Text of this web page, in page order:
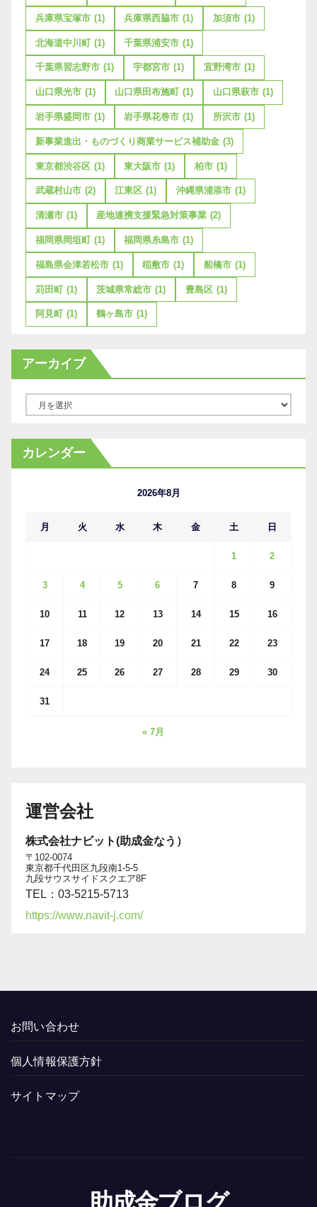
兵庫県宝塚市 (1) 兵庫県西脇市 (1) 加須市 (1)
北海道中川町 (1) 千葉県浦安市 (1)
千葉県習志野市 (1) 宇都宮市 (1) 宜野湾市 (1)
山口県光市 (1) 山口県田布施町 (1) 山口県萩市 (1)
岩手県盛岡市 (1) 岩手県花巻市 (1) 所沢市 (1)
新事業進出・ものづくり商業サービス補助金 (3)
東京都渋谷区 (1) 東大阪市 (1) 柏市 (1)
武蔵村山市 (2) 江東区 (1) 沖縄県浦添市 (1)
清瀬市 (1) 産地連携支援緊急対策事業 (2)
福岡県岡垣町 (1) 福岡県糸島市 (1)
福島県会津若松市 (1) 稲敷市 (1) 船橋市 (1)
苅田町 (1) 茨城県常総市 (1) 豊島区 (1)
阿見町 (1) 鶴ヶ島市 (1)
アーカイブ
カ
イ
カレンダー
2026年8月
月 火 水 木 金 土 日
1 2
3 4 5 6 7 8 9
10 11 12 13 14 15 16
17 18 19 20 21 22 23
24 25 26 27 28 29 30
31
« 7月
運営会社
株式会社ナビット(助成金なう）
〒102-0074
東京都千代田区九段南1-5-5
九段サウスサイドスクエア8F
TEL：03-5215-5713
https://www.navit-j.com/
お問い合わせ
個人情報保護方針
サイトマップ